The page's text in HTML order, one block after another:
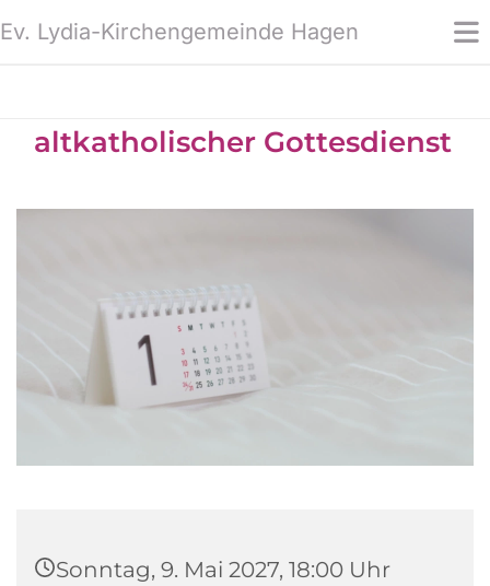
Ev. Lydia-Kirchengemeinde Hagen
altkatholischer Gottesdienst
Sonntag, 9. Mai 2027, 18:00 Uhr